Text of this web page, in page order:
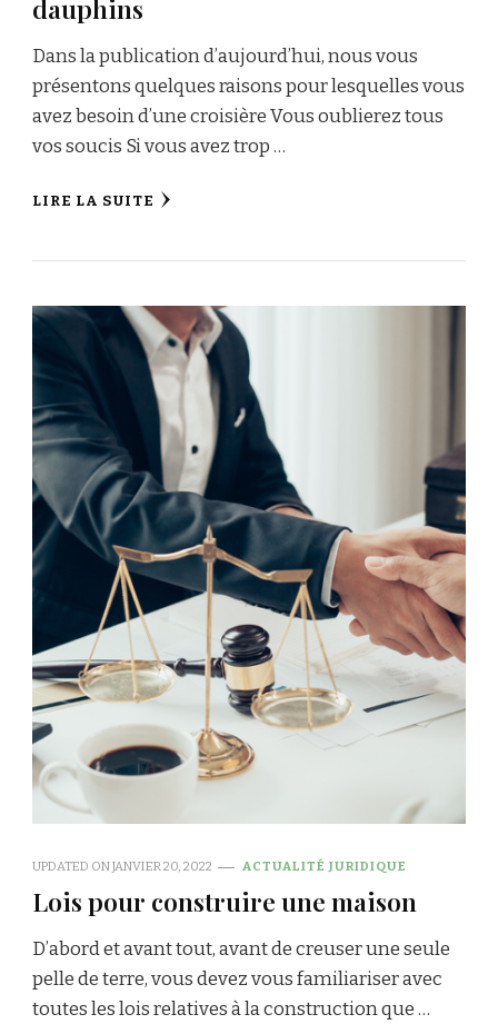
dauphins
Dans la publication d’aujourd’hui, nous vous
présentons quelques raisons pour lesquelles vous
avez besoin d’une croisière Vous oublierez tous
vos soucis Si vous avez trop …
LIRE LA SUITE
UPDATED ONJANVIER 20, 2022 ACTUALITÉ JURIDIQUE
Lois pour construire une maison
D’abord et avant tout, avant de creuser une seule
pelle de terre, vous devez vous familiariser avec
toutes les lois relatives à la construction que …